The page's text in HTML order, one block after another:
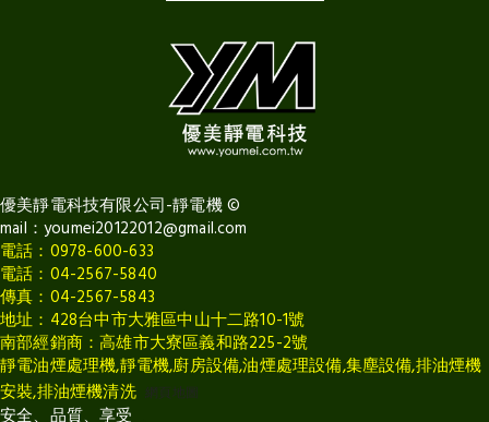
優美靜電科技有限公司-靜電機©
mail： youmei20122012@gmail.com
電話：0978-600-633
電話： 04-2567-5840
傳真：04-2567-5843
地址：428台中市大雅區中山十二路10-1號
南部經銷商：高雄市大寮區義和路225-2號
靜電油煙處理機,靜電機,廚房設備,油煙處理設備,集塵設備,排油煙機
安裝,排油煙機清洗 網頁地圖